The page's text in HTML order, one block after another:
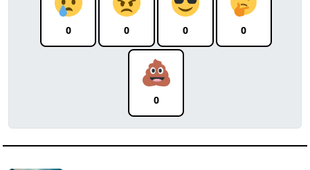
0 0 0 0
0